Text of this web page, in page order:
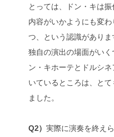
とっては、ドン・キは
内容がいかようにも変
つ、という認識があり
独自の演出の場面がい
ン・キホーテとドルシ
いているところは、と
ました。
Q2） 実際に演奏を終え